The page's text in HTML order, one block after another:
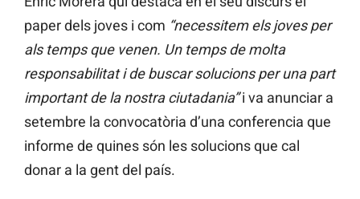
paper dels joves i com “necessitem els joves per
als temps que venen. Un temps de molta
responsabilitat i de buscar solucions per una part
important de la nostra ciutadania”i va anunciar a
setembre la convocatòria d’una conferencia que
informe de quines són les solucions que cal
donar a la gent del país.